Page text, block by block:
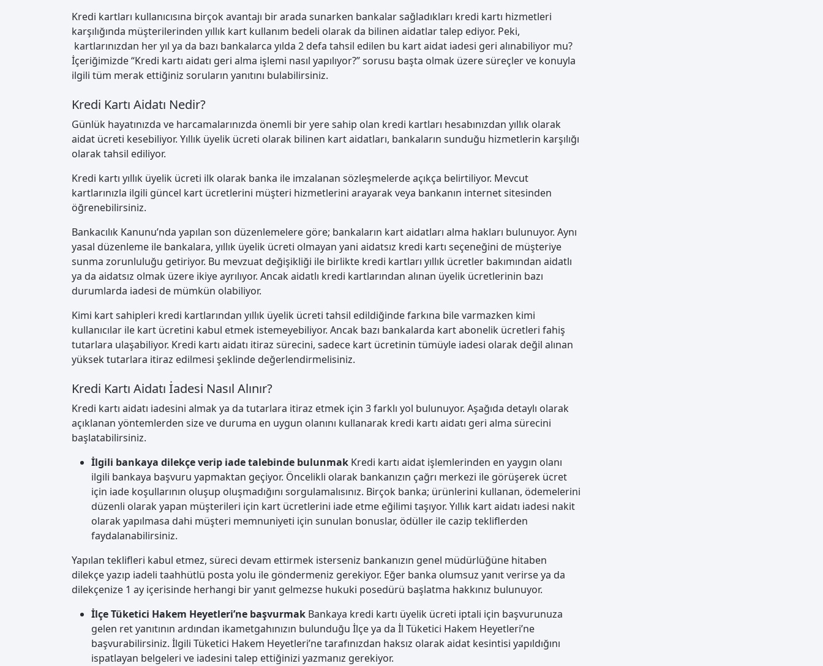
Kredi kartları kullanıcısına birçok avantajı bir arada sunarken bankalar sağladıkları kredi kartı hizmetleri
karşılığında müşterilerinden yıllık kart kullanım bedeli olarak da bilinen aidatlar talep ediyor. Peki,
kartlarınızdan her yıl ya da bazı bankalarca yılda 2 defa tahsil edilen bu kart aidat iadesi geri alınabiliyor mu?
İçeriğimizde “Kredi kartı aidatı geri alma işlemi nasıl yapılıyor?” sorusu başta olmak üzere süreçler ve konuyla
ilgili tüm merak ettiğiniz soruların yanıtını bulabilirsiniz.
Kredi Kartı Aidatı Nedir?
Günlük hayatınızda ve harcamalarınızda önemli bir yere sahip olan kredi kartları hesabınızdan yıllık olarak
aidat ücreti kesebiliyor. Yıllık üyelik ücreti olarak bilinen kart aidatları, bankaların sunduğu hizmetlerin karşılığı
olarak tahsil ediliyor.
Kredi kartı yıllık üyelik ücreti ilk olarak banka ile imzalanan sözleşmelerde açıkça belirtiliyor. Mevcut
kartlarınızla ilgili güncel kart ücretlerini müşteri hizmetlerini arayarak veya bankanın internet sitesinden
öğrenebilirsiniz.
Bankacılık Kanunu’nda yapılan son düzenlemelere göre; bankaların kart aidatları alma hakları bulunuyor. Aynı
yasal düzenleme ile bankalara, yıllık üyelik ücreti olmayan yani aidatsız kredi kartı seçeneğini de müşteriye
sunma zorunluluğu getiriyor. Bu mevzuat değişikliği ile birlikte kredi kartları yıllık ücretler bakımından aidatlı
ya da aidatsız olmak üzere ikiye ayrılıyor. Ancak aidatlı kredi kartlarından alınan üyelik ücretlerinin bazı
durumlarda iadesi de mümkün olabiliyor.
Kimi kart sahipleri kredi kartlarından yıllık üyelik ücreti tahsil edildiğinde farkına bile varmazken kimi
kullanıcılar ile kart ücretini kabul etmek istemeyebiliyor. Ancak bazı bankalarda kart abonelik ücretleri fahiş
tutarlara ulaşabiliyor. Kredi kartı aidatı itiraz sürecini, sadece kart ücretinin tümüyle iadesi olarak değil alınan
yüksek tutarlara itiraz edilmesi şeklinde değerlendirmelisiniz.
Kredi Kartı Aidatı İadesi Nasıl Alınır?
Kredi kartı aidatı iadesini almak ya da tutarlara itiraz etmek için 3 farklı yol bulunuyor. Aşağıda detaylı olarak
açıklanan yöntemlerden size ve duruma en uygun olanını kullanarak kredi kartı aidatı geri alma sürecini
başlatabilirsiniz.
İlgili bankaya dilekçe verip iade talebinde bulunmak Kredi kartı aidat işlemlerinden en yaygın olanı
ilgili bankaya başvuru yapmaktan geçiyor. Öncelikli olarak bankanızın çağrı merkezi ile görüşerek ücret
için iade koşullarının oluşup oluşmadığını sorgulamalısınız. Birçok banka; ürünlerini kullanan, ödemelerini
düzenli olarak yapan müşterileri için kart ücretlerini iade etme eğilimi taşıyor. Yıllık kart aidatı iadesi nakit
olarak yapılmasa dahi müşteri memnuniyeti için sunulan bonuslar, ödüller ile cazip tekliflerden
faydalanabilirsiniz.
Yapılan teklifleri kabul etmez, süreci devam ettirmek isterseniz bankanızın genel müdürlüğüne hitaben
dilekçe yazıp iadeli taahhütlü posta yolu ile göndermeniz gerekiyor. Eğer banka olumsuz yanıt verirse ya da
dilekçenize 1 ay içerisinde herhangi bir yanıt gelmezse hukuki posedürü başlatma hakkınız bulunuyor.
İlçe Tüketici Hakem Heyetleri’ne başvurmak Bankaya kredi kartı üyelik ücreti iptali için başvurunuza
gelen ret yanıtının ardından ikametgahınızın bulunduğu İlçe ya da İl Tüketici Hakem Heyetleri’ne
başvurabilirsiniz. İlgili Tüketici Hakem Heyetleri’ne tarafınızdan haksız olarak aidat kesintisi yapıldığını
ispatlayan belgeleri ve iadesini talep ettiğinizi yazmanız gerekiyor.